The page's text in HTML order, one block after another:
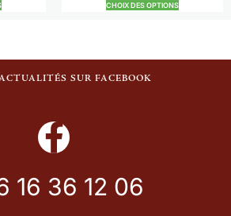
CHOIX DES OPTIONS
SUR FACEBOOK
16 36 12 06